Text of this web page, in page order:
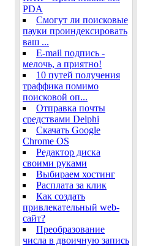
PDA
Cмогут ли поисковые
пауки проиндексировать
ваш ...
E-mail подпись -
мелочь, а приятно!
10 путей получения
траффика помимо
поисковой оп...
Отправка почты
средствами Delphi
Скачать Google
Chrome OS
Редактор диска
своими руками
Выбираем хостинг
Расплата за клик
Как создать
привлекательный web-
сайт?
Преобразование
числа в двоичную запись